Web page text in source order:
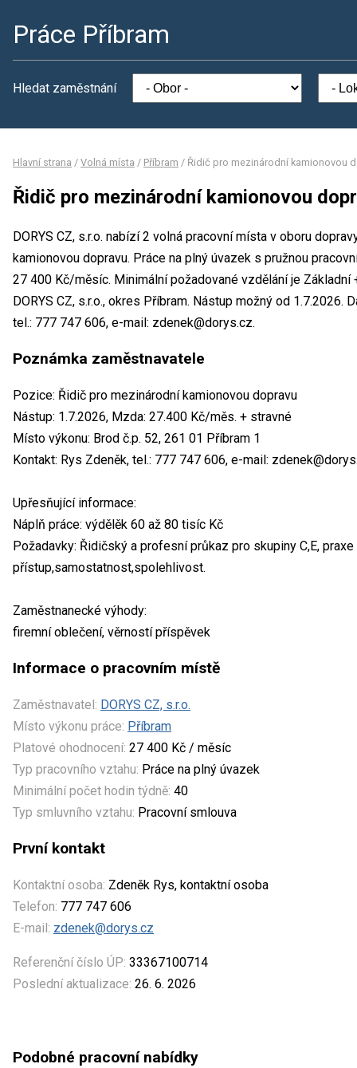
Práce Příbram
Hledat zaměstnání
Hlavní strana / Volná místa / Příbram / Řidič pro mezinárodní kamionovou
Řidič pro mezinárodní kamionovou
DORYS CZ, s.r.o. nabízí 2 volná pracovní místa v oboru
kamionovou dopravu. Práce na plný úvazek s pružnou
27 400 Kč/měsíc. Minimální požadované vzdělání je
DORYS CZ, s.r.o., okres Příbram. Nástup možný od 1.7.2026.
tel.: 777 747 606, e-mail: zdenek@dorys.cz.
Poznámka zaměstnavatele
Pozice: Řidič pro mezinárodní kamionovou dopravu
Nástup: 1.7.2026, Mzda: 27.400 Kč/měs. + stravné
Místo výkonu: Brod č.p. 52, 261 01 Příbram 1
Kontakt: Rys Zdeněk, tel.: 777 747 606, e-mail:
Upřesňující informace:
Náplň práce: výdělěk 60 až 80 tisíc Kč
Požadavky: Řidičský a profesní průkaz pro skupiny C,E,
přístup,samostatnost,spolehlivost.
Zaměstnanecké výhody:
firemní oblečení, věrností příspěvek
Informace o pracovním místě
Zaměstnavatel: DORYS CZ, s.r.o.
Místo výkonu práce: Příbram
Platové ohodnocení: 27 400 Kč / měsíc
Typ pracovního vztahu: Práce na plný úvazek
Minimální počet hodin týdně: 40
Typ smluvního vztahu: Pracovní smlouva
První kontakt
Kontaktní osoba: Zdeněk Rys, kontaktní osoba
Telefon: 777 747 606
E-mail: zdenek@dorys.cz
Referenční číslo ÚP: 33367100714
Poslední aktualizace: 26. 6. 2026
Podobné pracovní nabídky